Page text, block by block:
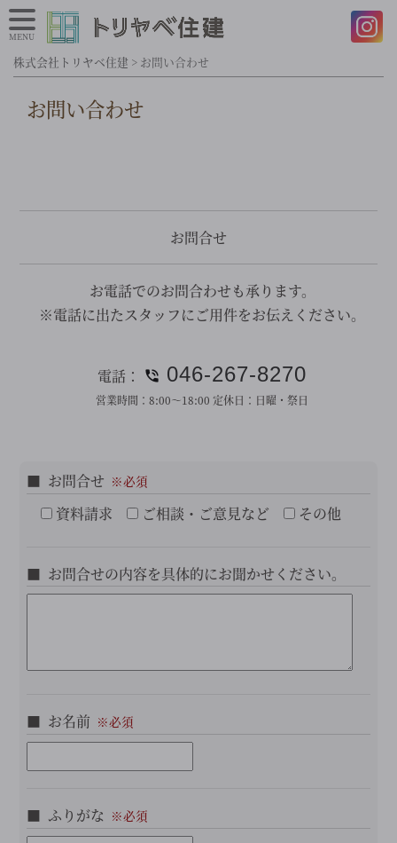
株式会社トリヤベ住建 > お問い合わせ
お問い合わせ
お問合せ
お電話でのお問合わせも承ります。
※電話に出たスタッフにご用件をお伝えください。
電話： 046-267-8270
営業時間：8:00～18:00 定休日： 日曜・祭日
お問合せ
資料請求
ご相談・ご意見など その他
お問合せの内容を具体的にお聞かせください。
お名前
ふりがな
MENU